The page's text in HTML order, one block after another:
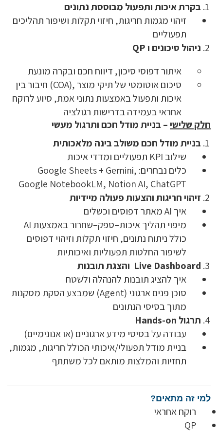
בקרת איכות ותפעול מבוססת נתונים
זיהוי מגמות חריגות, חיזוי תקלות ושיפור תהליכים
תפעוליים
ניהול סיכונים וQP
איתור דפוסי סיכון, דיווח חכם ובקרה מונעת
סיכום אוטומטי של תיקי מוצר ,(COA) חיבור בין
איכות ותפעול באמצעות נתוני אמת, סיוע לרוקח
אחראי בעמידה בדרישות רגולציה
חלק שלישי– בניית מודל חכם ותרגול מעשי
בניית מודל חכם משולב בינה מלאכותית
שילוב KPI תפעוליים ומדדי איכות
כלים נבחרים: Google Sheets + Gemini,
Google NotebookLM, Notion AI, ChatGPT
זיהוי חריגות והצעות פעולה מיידיות
איך AI מאתר דפוסים וכשלים
מיפוי תהליך איכות–ספק–שחרור באמצעות AI
כולל ניתוח נתונים, חיזוי תקלות וזיהוי דפוסים
לשיפור החלטות תפעוליות ואיכותיות
Live Dashboard והצגת תובנות
איך להציג תובנות להנהלה ולשטח
סוכן פנים ארגוני (Agent) שמבצע הסקת מסקנות
מתוך בסיסי הנתונים
תרגול Hands-on
עבודה על בסיסי מידע ארגוניים (או אנונימיים)
בניית מודל תפעולי/איכותי הכולל חריגות, מגמות,
תחזיות והמלצות מותאם לכל משתתף
למי זה מתאים?
רוקח אחראי
QP